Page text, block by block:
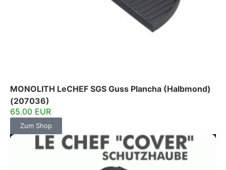
MONOLITH LeCHEF SGS Guss Plancha (Halbmond)
(207036)
65.00 EUR
Zum Shop